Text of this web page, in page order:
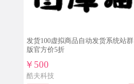
查看详情 查看演示
发货100虚拟商品自动发货系统站群
版官方价5折
￥500
酷夫科技